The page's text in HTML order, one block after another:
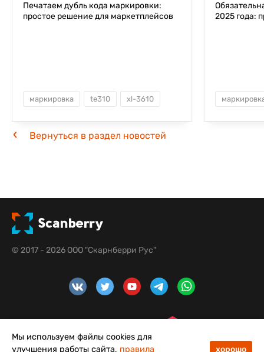
Печатаем дубль кода маркировки:
простое решение для маркетплейсов
маркировка te310 xl-3610
2025 года:
Вернуться в раздел новостей
© 2017 - 2026 ООО "Скарнберри Рус"
Мы используем файлы cookies для
улучшения работы сайта, правила хорошо